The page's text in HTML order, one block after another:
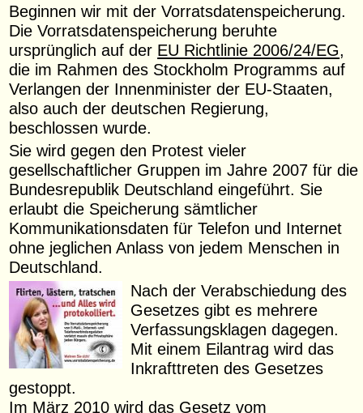
Beginnen wir mit der Vorratsdatenspeicherung.
Die Vorratsdatenspeicherung beruhte
ursprünglich auf der EU Richtlinie 2006/24/EG,
die im Rahmen des Stockholm Programms auf
Verlangen der Innenminister der EU-Staaten,
also auch der deutschen Regierung,
beschlossen wurde.
Sie wird gegen den Protest vieler
gesellschaftlicher Gruppen im Jahre 2007 für die
Bundesrepublik Deutschland eingeführt. Sie
erlaubt die Speicherung sämtlicher
Kommunikationsdaten für Telefon und Internet
ohne jeglichen Anlass von jedem Menschen in
Deutschland.
Nach der Verabschiedung des
Gesetzes gibt es mehrere
Verfassungsklagen dagegen.
Mit einem Eilantrag wird das
Inkrafttreten des Gesetzes
gestoppt.
Im März 2010 wird das Gesetz vom